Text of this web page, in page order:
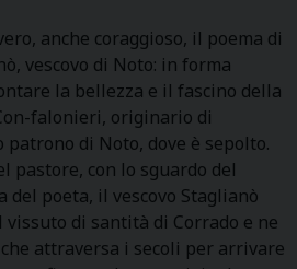
anche coraggioso, il poema di
vescovo di Noto: in forma
la bellezza e il fascino della
falonieri, originario di
patrono di Noto, dove è sepolto.
pastore, con lo sguardo del
del poeta, il vescovo Staglianò
di santità di Corrado e ne
attraversa i secoli per arrivare